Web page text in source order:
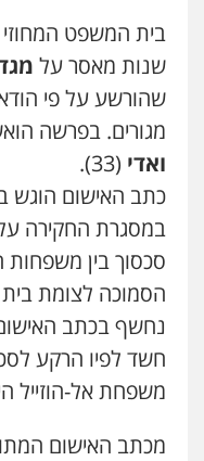
פלילי
עו"ד
פלילי
גל
פלילי
עו"ד
פלילי
סמים
בית המשפט
שנות מאסר על
שהורשע על פי
מגורים. בפרשה
ואדי (33).
כתב האישום הוגש
במסגרת החקירה
סכסוך בין משפחות
הסמוכה לצומת
נחשף בכתב
חשד לפיו הרקע
משפחת אל-הוזייל
מכתב האישום